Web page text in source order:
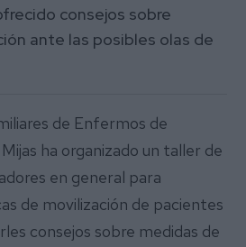
consejos sobre
ante las posibles olas de
de Enfermos de
ha organizado un taller de
en general para
de movilización de pacientes
consejos sobre medidas de